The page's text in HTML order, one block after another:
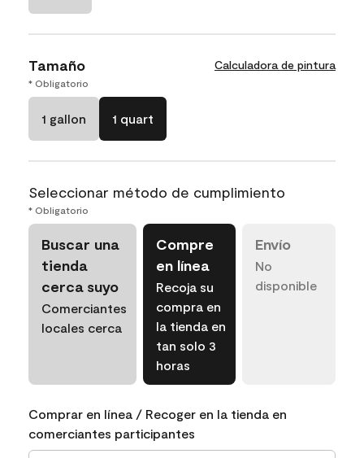
Tamaño Calculadora de pintura
* Obligatorio
1 gallon 1 quart
Seleccionar método de cumplimiento
* Obligatorio
Buscar una
tienda
cerca suyo
Comerciantes
locales cerca
Compre
en línea
Recoja su
compra en
la tienda en
tan solo 3
horas
Envío
No
disponible
Comprar en línea / Recoger en la tienda en
comerciantes participantes